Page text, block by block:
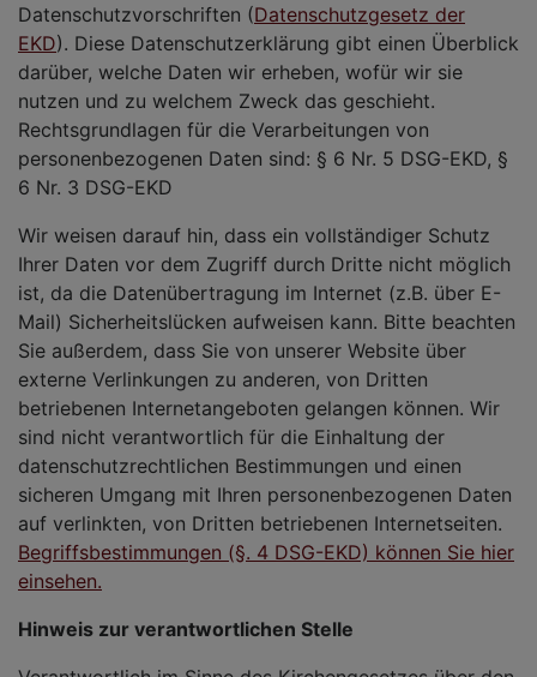
Datenschutzvorschriften (Datenschutzgesetz der
EKD). Diese Datenschutzerklärung gibt einen Überblick
darüber, welche Daten wir erheben, wofür wir sie
nutzen und zu welchem Zweck das geschieht.
Rechtsgrundlagen für die Verarbeitungen von
personenbezogenen Daten sind: § 6 Nr. 5 DSG-EKD, §
6 Nr. 3 DSG-EKD
Wir weisen darauf hin, dass ein vollständiger Schutz
Ihrer Daten vor dem Zugriff durch Dritte nicht möglich
ist, da die Datenübertragung im Internet (z.B. über E-
Mail) Sicherheitslücken aufweisen kann. Bitte beachten
Sie außerdem, dass Sie von unserer Website über
externe Verlinkungen zu anderen, von Dritten
betriebenen Internetangeboten gelangen können. Wir
sind nicht verantwortlich für die Einhaltung der
datenschutzrechtlichen Bestimmungen und einen
sicheren Umgang mit Ihren personenbezogenen Daten
auf verlinkten, von Dritten betriebenen Internetseiten.
Begriffsbestimmungen (§. 4 DSG-EKD) können Sie hier
einsehen.
Hinweis zur verantwortlichen Stelle